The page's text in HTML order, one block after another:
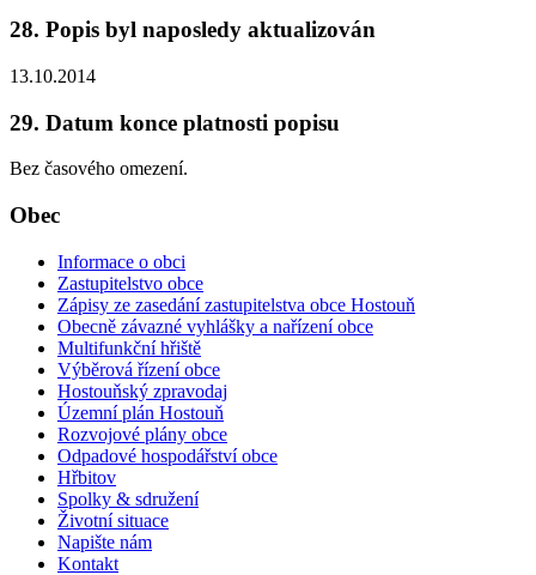
28. Popis byl naposledy aktualizován
13.10.2014
29. Datum konce platnosti popisu
Bez časového omezení.
Obec
Informace o obci
Zastupitelstvo obce
Zápisy ze zasedání zastupitelstva obce Hostouň
Obecně závazné vyhlášky a nařízení obce
Multifunkční hřiště
Výběrová řízení obce
Hostouňský zpravodaj
Územní plán Hostouň
Rozvojové plány obce
Odpadové hospodářství obce
Hřbitov
Spolky & sdružení
Životní situace
Napište nám
Kontakt